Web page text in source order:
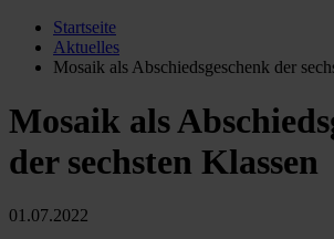
Startseite
Aktuelles
Mosaik als Abschiedsgeschenk der
Mosaik als
der sechsten Klassen
01.07.2022